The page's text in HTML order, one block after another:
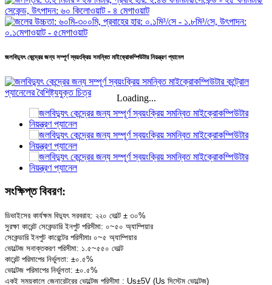
জলবিদ্যুৎ কেন্দ্রের জন্য সম্পূর্ণ স্বয়ংক্রিয় সমন্বিত মাইক্রোকম্পিউটার নিয়ন্ত্রণ প্যানেল
Loading...
সংক্ষিপ্ত বিবরণ:
ডিভাইসের কার্যক্ষম বিদ্যুৎ সরবরাহ: ২২০ ভোল্ট ± ৩০%
সুরক্ষা কারেন্ট সেকেন্ডারি ইনপুট পরিসীমা: ০~৫০ অ্যাম্পিয়ার
সেকেন্ডারি ইনপুট কারেন্টের পরিসীমাঃ ০~৫ অ্যাম্পিয়ার
ভোল্টেজ সনাক্তকরণ পরিসীমা: ১.৫~৫৫০ ভোল্ট
কারেন্ট পরিমাপের নির্ভুলতা: ±০.৫%
ভোল্টেজ পরিমাপের নির্ভুলতা: ±০.৫%
একই সময়কালে জেনারেটরের ভোল্টেজ পরিসীমা : Us±5V (Us সিস্টেম ভোল্টেজ)